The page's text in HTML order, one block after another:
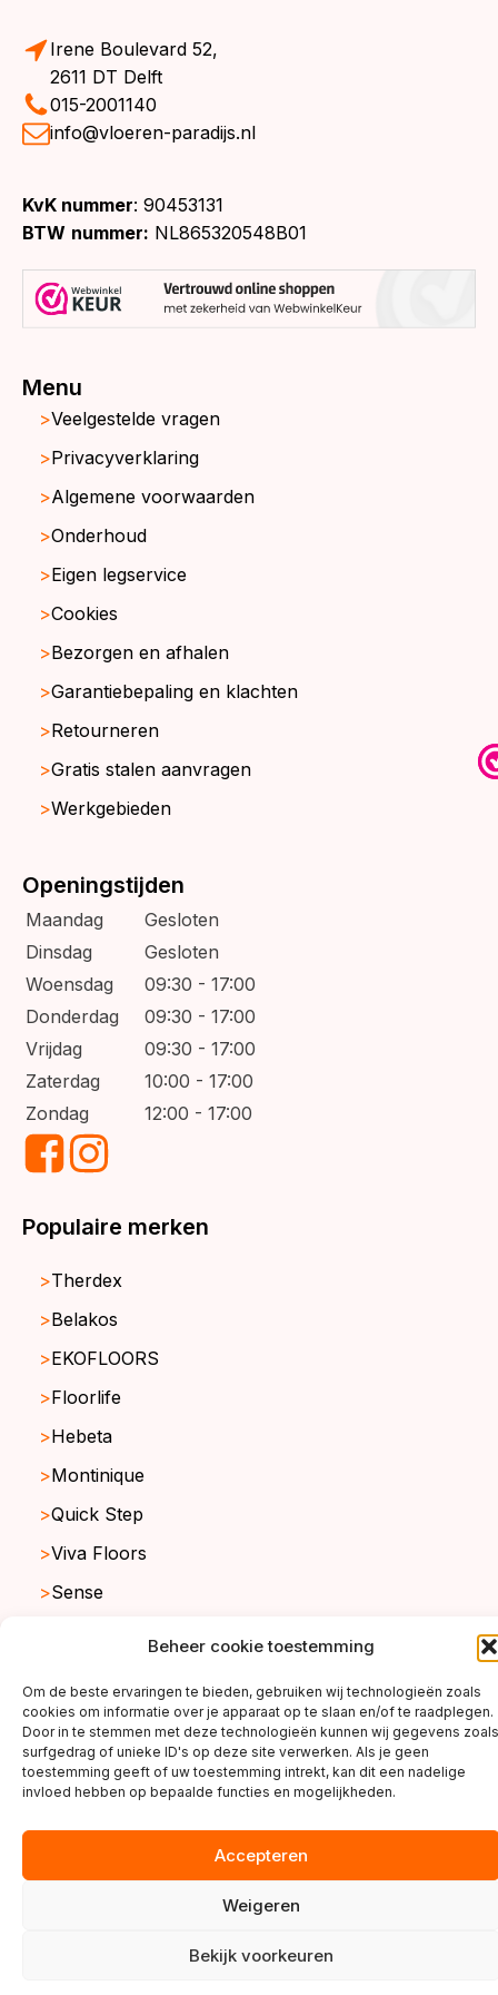
Beheer cookie toestemming
Om de beste ervaringen te bieden, gebruiken wij technologieën zoals
cookies om informatie over je apparaat op te slaan en/of te raadplegen.
Door in te stemmen met deze technologieën kunnen wij gegevens zoals
surfgedrag of unieke ID's op deze site verwerken. Als je geen
toestemming geeft of uw toestemming intrekt, kan dit een nadelige
invloed hebben op bepaalde functies en mogelijkheden.
Accepteren
Weigeren
Bekijk voorkeuren
Irene Boulevard 52,
2611 DT Delft
015-2001140
info@vloeren-paradijs.nl
KvK nummer: 90453131
BTW nummer: NL865320548B01
Menu
Veelgestelde vragen
Privacyverklaring
Algemene voorwaarden
Onderhoud
Eigen legservice
Cookies
Bezorgen en afhalen
Garantiebepaling en klachten
Retourneren
Gratis stalen aanvragen
Werkgebieden
Openingstijden
Maandag
Gesloten
Dinsdag
Gesloten
Woensdag
09:30 - 17:00
Donderdag
09:30 - 17:00
Vrijdag
09:30 - 17:00
Zaterdag
10:00 - 17:00
Zondag
12:00 - 17:00
Populaire merken
Therdex
Belakos
EKOFLOORS
Floorlife
Hebeta
Montinique
Quick Step
Viva Floors
Sense
copyright ©2026